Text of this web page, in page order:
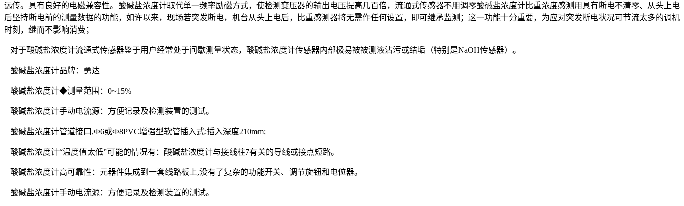
远传。具有良好的电磁兼容性。酸碱盐浓度计取代单一频率励磁方式，使检测变压器的输出电压提高几百倍，流通式传感器不用调零酸碱盐浓度计比重浓度感测用具有断电不清零、从头上电
后坚持断电前的测量数据的功能，如许以来，现场若突发断电，机台从头上电后，比重感测器将无需作任何设置，即可继承监测；这一功能十分重要，为应对突发断电状况可节流太多的调机
时刻，继而不影响消费；
对于酸碱盐浓度计流通式传感器鉴于用户经常处于间歇测量状态，酸碱盐浓度计传感器内部极易被被测液沾污或结垢（特别是NaOH传感器）。
酸碱盐浓度计品牌：勇达
酸碱盐浓度计◆测量范围：0~15%
酸碱盐浓度计手动电流源：方便记录及检测装置的测试。
酸碱盐浓度计管道接口,Ф6或Ф8PVC增强型软管插入式:插入深度210mm;
酸碱盐浓度计“温度值太低”可能的情况有：酸碱盐浓度计与接线柱7有关的导线或接点短路。
酸碱盐浓度计高可靠性：元器件集成到一套线路板上,没有了复杂的功能开关、调节旋钮和电位器。
酸碱盐浓度计手动电流源：方便记录及检测装置的测试。